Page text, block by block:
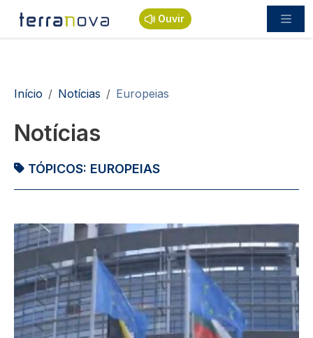
Passar para o conteúdo principal
Ouvir
Navegação estrutural
Início Notícias Europeias
Notícias
TÓPICOS: EUROPEIAS
Imagem